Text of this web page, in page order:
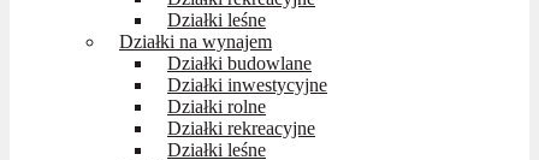
Działki leśne
Działki na wynajem
Działki budowlane
Działki inwestycyjne
Działki rolne
Działki rekreacyjne
Działki leśne